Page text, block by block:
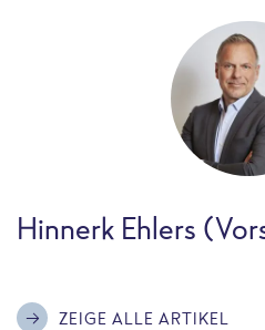
Hinnerk Ehlers
ZEIGE ALLE ARTIKEL